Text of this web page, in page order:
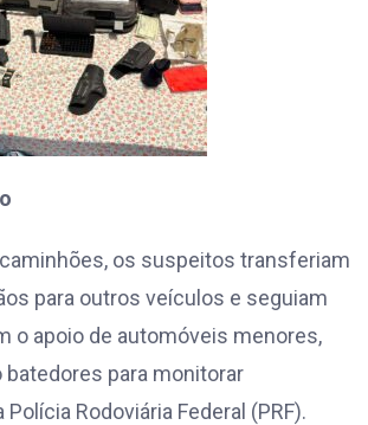
os suspeitos transferiam
para outros veículos e seguiam
o apoio de automóveis menores,
para monitorar
Rodoviária Federal (PRF).